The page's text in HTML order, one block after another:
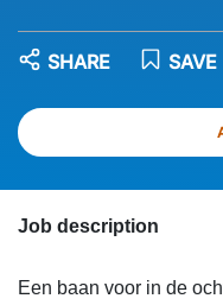
SAVE
SHARE
Job description
Een baan voor in de